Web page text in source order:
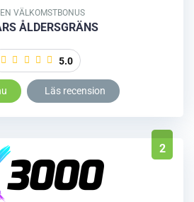
VÄLKOMSTBONUS
ÅLDERSGRÄNS
5.0
Läs recension
2